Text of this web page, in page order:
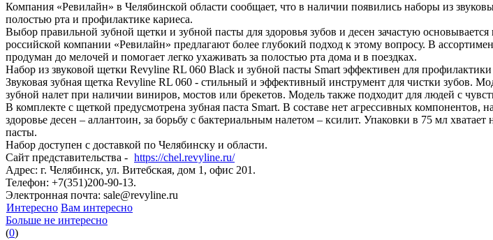
Компания «Ревилайн» в Челябинской области сообщает, что в наличии появились наборы из
полостью рта и профилактике кариеса.
Выбор правильной зубной щетки и зубной пасты для здоровья зубов и десен зачастую
российской компании «Ревилайн» предлагают более глубокий подход к этому вопросу. В
продуман до мелочей и помогает легко ухаживать за полостью рта дома и в поездках.
Набор из звуковой щетки Revyline RL 060 Black и зубной пасты Smart эффективен для
Звуковая зубная щетка Revyline RL 060 - стильный и эффективный инструмент для чистки зубов.
зубной налет при наличии виниров, мостов или брекетов. Модель также подходит для людей с
В комплекте с щеткой предусмотрена зубная паста Smart. В составе нет агрессивных компонентов,
здоровье десен – аллантоин, за борьбу с бактериальным налетом – ксилит. Упаковки в 75 мл
пасты.
Набор доступен с доставкой по Челябинску и области.
Сайт представительства - https://chel.revyline.ru/
Адрес: г. Челябинск, ул. Витебская, дом 1, офис 201.
Телефон: +7(351)200-90-13.
Электронная почта: sale@revyline.ru
Интересно Вам интересно
Больше не интересно
(0)